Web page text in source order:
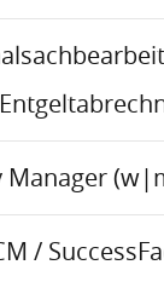
Manager
/